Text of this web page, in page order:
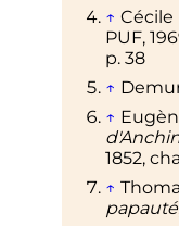
↑ Cécile
PUF,
p. 38
↑
↑
1852,
↑
papauté